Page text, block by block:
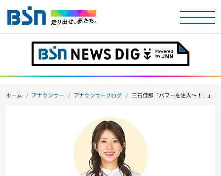
ホーム
テレビ
ラジオ
アナウンサー
イベント
ニュース
ホーム アナウンサー アナウンサーブログ 三石佳那「パワーを注入～！！」